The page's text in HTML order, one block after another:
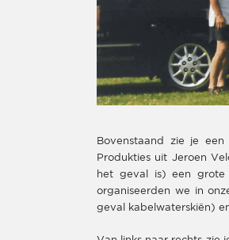
Bovenstaand zie je
Produkties uit Jeroen
het geval is) een grote
organiseerden we in
geval kabelwaterskiën)